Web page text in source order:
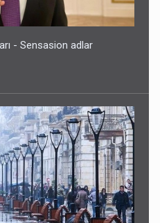
- Sensasion adlar